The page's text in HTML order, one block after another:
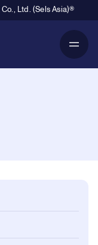
Ltd. (Sels Asia)®